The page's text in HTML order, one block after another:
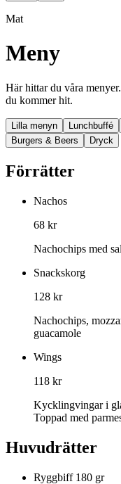
Mat
Meny
Här hittar du våra
du kommer hit.
Lilla menyn Lunchbuffé
Burgers & Beers
Dryck
Förrätter
Nachos
68 kr
Nachochips med
Snackskorg
128 kr
Nachochips,
guacamole
Wings
118 kr
Kycklingvingar i
Toppad med
Huvudrätter
Ryggbiff 180 gr